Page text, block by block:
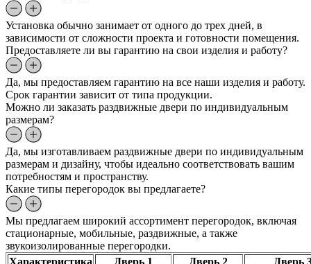
Установка обычно занимает от одного до трех дней, в
зависимости от сложности проекта и готовности помещения.
Предоставляете ли вы гарантию на свои изделия и работу?
Да, мы предоставляем гарантию на все наши изделия и работу.
Срок гарантии зависит от типа продукции.
Можно ли заказать раздвижные двери по индивидуальным
размерам?
Да, мы изготавливаем раздвижные двери по индивидуальным
размерам и дизайну, чтобы идеально соответствовать вашим
потребностям и пространству.
Какие типы перегородок вы предлагаете?
Мы предлагаем широкий ассортимент перегородок, включая
стационарные, мобильные, раздвижные, а также
звукоизолированные перегородки.
Характеристика
Дверь 1 Дверь 2
Дверь